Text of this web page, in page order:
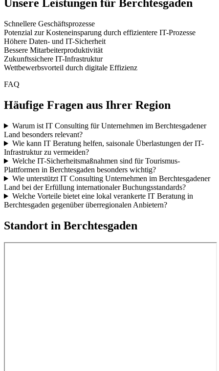
Unsere Leistungen für Berchtesgaden
Schnellere Geschäftsprozesse
Potenzial zur Kosteneinsparung durch effizientere IT-Prozesse
Höhere Daten- und IT-Sicherheit
Bessere Mitarbeiterproduktivität
Zukunftssichere IT-Infrastruktur
Wettbewerbsvorteil durch digitale Effizienz
FAQ
Häufige Fragen aus Ihrer Region
Warum ist IT Consulting für Unternehmen im Berchtesgadener
Land besonders relevant?
Wie kann IT Beratung helfen, saisonale Überlastungen der IT-
Infrastruktur zu vermeiden?
Welche IT-Sicherheitsmaßnahmen sind für Tourismus-
Plattformen in Berchtesgaden besonders wichtig?
Wie unterstützt IT Consulting Unternehmen im Berchtesgadener
Land bei der Erfüllung internationaler Buchungsstandards?
Welche Vorteile bietet eine lokal verankerte IT Beratung in
Berchtesgaden gegenüber überregionalen Anbietern?
Standort in Berchtesgaden